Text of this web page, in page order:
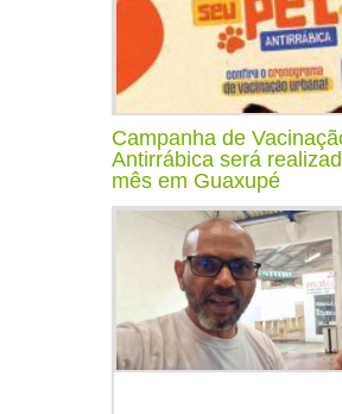
Campanha de
Antirrábica será
mês em Guaxupé